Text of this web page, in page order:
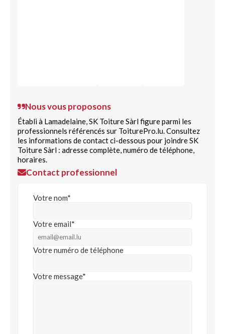
Nous vous proposons
Établi à Lamadelaine, SK Toiture Sàrl figure parmi les
professionnels référencés sur ToiturePro.lu. Consultez
les informations de contact ci-dessous pour joindre SK
Toiture Sàrl : adresse complète, numéro de téléphone,
horaires.
Contact professionnel
Votre nom*
Votre email*
Votre numéro de téléphone
Votre message*